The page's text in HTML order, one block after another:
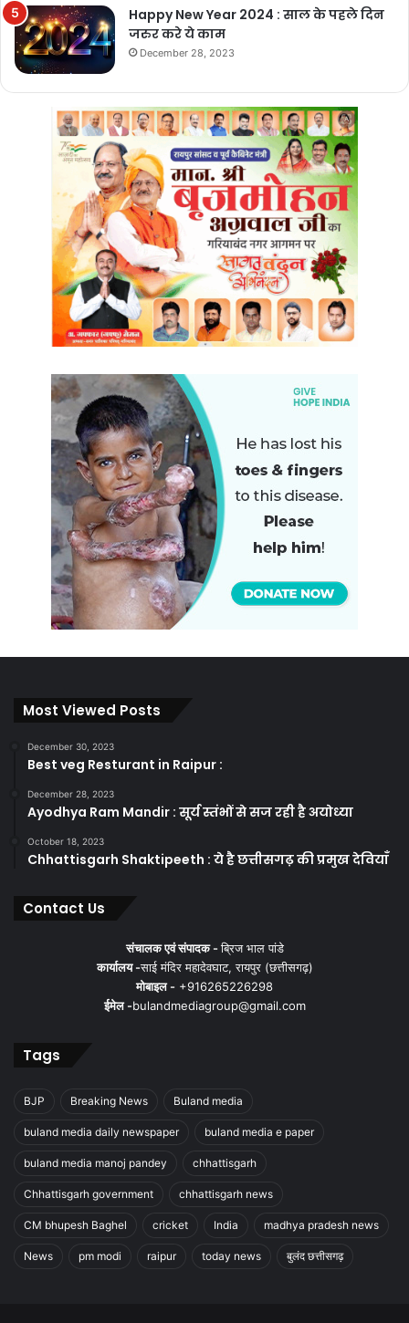
Happy New Year 2024 : साल के पहले दिन
जरुर करे ये काम
December 28, 2023
Most Viewed Posts
December 30, 2023
Best veg Resturant in Raipur :
December 28, 2023
Ayodhya Ram Mandir : सूर्य स्तंभों से सज रही है अयोध्या
October 18, 2023
Chhattisgarh Shaktipeeth : ये है छत्तीसगढ़ की प्रमुख देवियाँ
Contact Us
संचालक एवं संपादक -ब्रिज भाल पांडे
कार्यालय -साई मंदिर महादेवघाट, रायपुर (छत्तीसगढ़)
मोबाइल - +916265226298
ईमेल -bulandmediagroup@gmail.com
Tags
BJP Breaking News Buland media
buland media daily newspaper buland media e paper
buland media manoj pandey chhattisgarh
Chhattisgarh government chhattisgarh news
CM bhupesh Baghel cricket India madhya pradesh news
News pm modi raipur today news बुलंद छत्तीसगढ़